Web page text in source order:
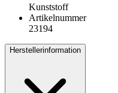
Kunststoff
Artikelnummer
23194
Herstellerinformation